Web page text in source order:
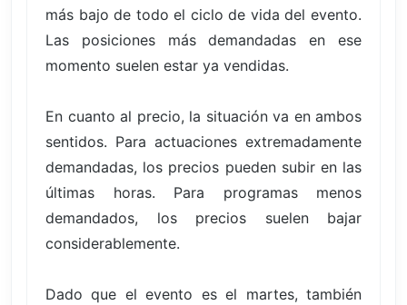
más bajo de todo el ciclo de vida del evento.
Las posiciones más demandadas en ese
momento suelen estar ya vendidas.
En cuanto al precio, la situación va en ambos
sentidos. Para actuaciones extremadamente
demandadas, los precios pueden subir en las
últimas horas. Para programas menos
demandados, los precios suelen bajar
considerablemente.
Dado que el evento es el martes, también